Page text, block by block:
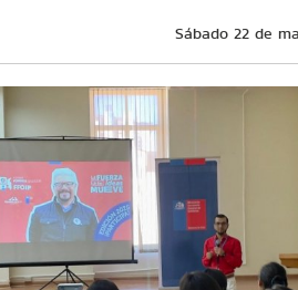
Sábado 22 de